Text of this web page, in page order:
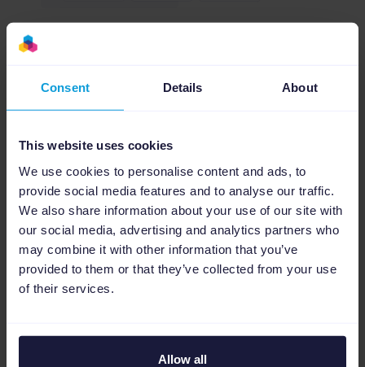
Consent Details About
This website uses cookies
We use cookies to personalise content and ads, to
provide social media features and to analyse our traffic.
We also share information about your use of our site with
our social media, advertising and analytics partners who
may combine it with other information that you’ve
provided to them or that they’ve collected from your use
of their services.
Allow all
Agency dashboards
Monitora tutti i clienti da una Agency Dashboard
centralizzata. Tieni sotto controllo lo stato dei
feed, le campagne attive e invita clienti o membri
del team a collaborare in modo semplice, con
funzionalità esclusive per le agenzie partner.